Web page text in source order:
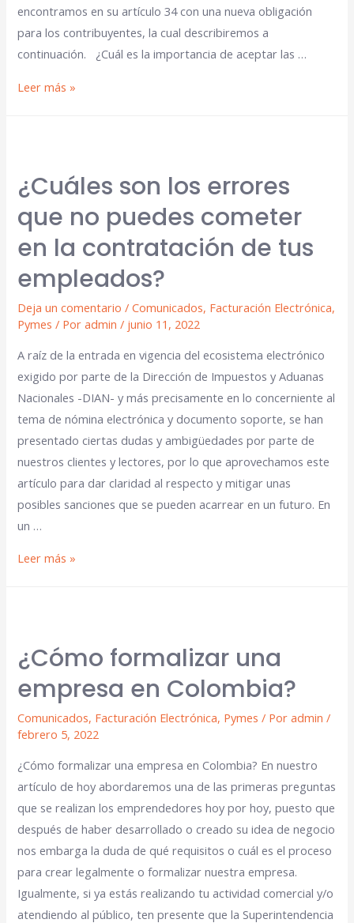
encontramos en su artículo 34 con una nueva obligación
para los contribuyentes, la cual describiremos a
continuación. ¿Cuál es la importancia de aceptar las …
Leer más »
¿Cuáles son los errores
que no puedes cometer
en la contratación de tus
empleados?
Deja un comentario /Comunicados, Facturación Electrónica,
Pymes / Poradmin / junio 11, 2022
A raíz de la entrada en vigencia del ecosistema electrónico
exigido por parte de la Dirección de Impuestos y Aduanas
Nacionales -DIAN- y más precisamente en lo concerniente al
tema de nómina electrónica y documento soporte, se han
presentado ciertas dudas y ambigüedades por parte de
nuestros clientes y lectores, por lo que aprovechamos este
artículo para dar claridad al respecto y mitigar unas
posibles sanciones que se pueden acarrear en un futuro. En
un …
Leer más »
¿Cómo formalizar una
empresa en Colombia?
Comunicados, Facturación Electrónica, Pymes / Poradmin /
febrero 5, 2022
¿Cómo formalizar una empresa en Colombia? En nuestro
artículo de hoy abordaremos una de las primeras preguntas
que se realizan los emprendedores hoy por hoy, puesto que
después de haber desarrollado o creado su idea de negocio
nos embarga la duda de qué requisitos o cuál es el proceso
para crear legalmente o formalizar nuestra empresa.
Igualmente, si ya estás realizando tu actividad comercial y/o
atendiendo al público, ten presente que la Superintendencia